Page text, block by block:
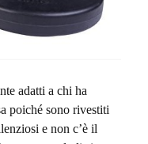
adatti a chi ha
poiché sono rivestiti
e non c’è il